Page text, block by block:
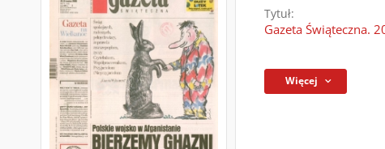
Tytuł:
Gazeta Świąteczna.
Więcej